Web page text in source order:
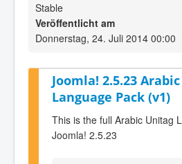
Stable
Veröffentlicht am
Donnerstag, 24. Juli 2014 00:00
Joomla! 2.5.23
Language Pack (v1)
This is the full Arabic Unitag
Joomla! 2.5.23